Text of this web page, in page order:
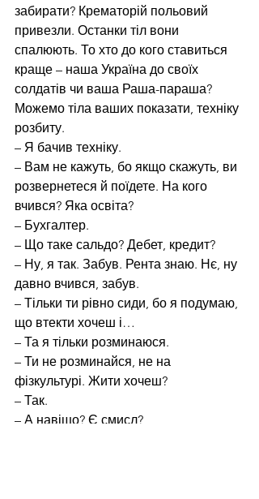
забирати? Крематорій польовий
привезли. Останки тіл вони
спалюють. То хто до кого ставиться
краще – наша Україна до своїх
солдатів чи ваша Раша-параша?
Можемо тіла ваших показати, техніку
розбиту.
– Я бачив техніку.
– Вам не кажуть, бо якщо скажуть, ви
розвернетеся й поїдете. На кого
вчився? Яка освіта?
– Бухгалтер.
– Що таке сальдо? Дебет, кредит?
– Ну, я так. Забув. Рента знаю. Нє, ну
давно вчився, забув.
– Тільки ти рівно сиди, бо я подумаю,
що втекти хочеш і…
– Та я тільки розминаюся.
– Ти не розминайся, не на
фізкультурі. Жити хочеш?
– Так.
– А навіщо? Є смисл?